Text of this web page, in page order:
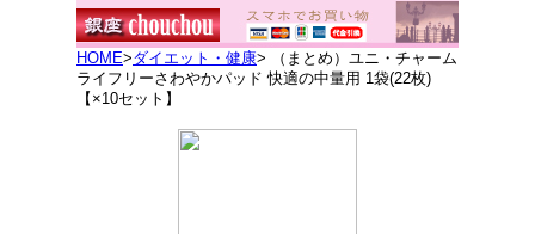
HOME>ダイエット・健康> （まとめ）ユニ・チャーム
ライフリーさわやかパッド 快適の中量用 1袋(22枚)
【×10セット】